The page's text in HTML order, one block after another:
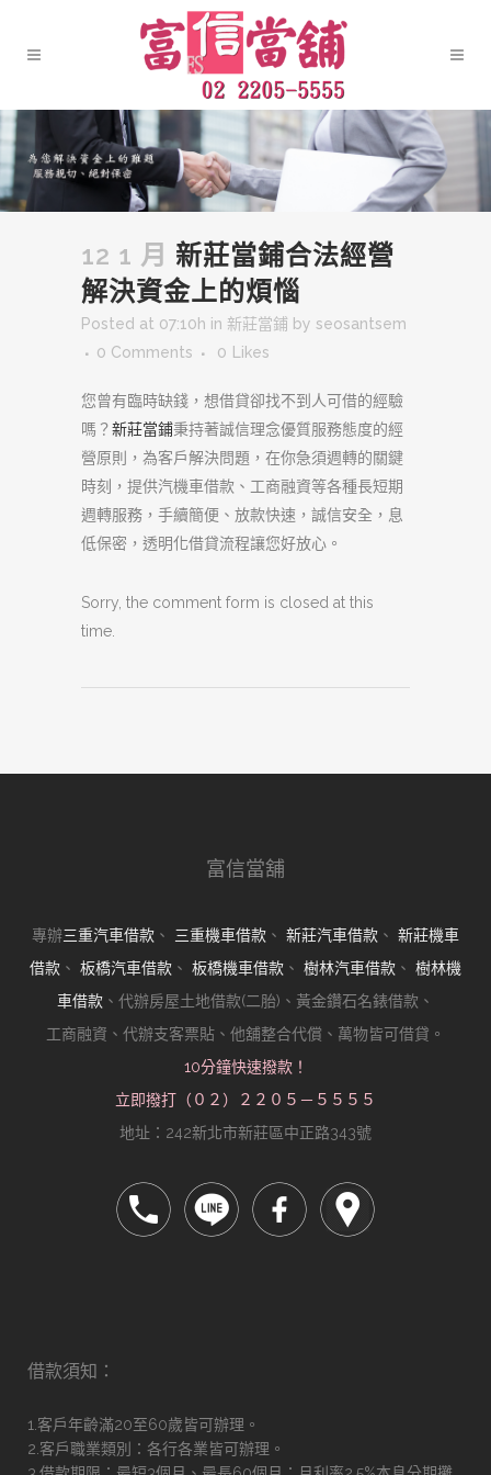
12 1 月 新莊當鋪合法經營
解決資金上的煩惱
Posted at 07:10h in 新莊當鋪 by seosantsem
0 Comments
0 Likes
您曾有臨時缺錢，想借貸卻找不到人可借的經驗
嗎？新莊當鋪秉持著誠信理念優質服務態度的經
營原則，為客戶解決問題，在你急須週轉的關鍵
時刻，提供汽機車借款、工商融資等各種長短期
週轉服務，手續簡便、放款快速，誠信安全，息
低保密，透明化借貸流程讓您好放心。
Sorry, the comment form is closed at this
time.
富信當舖
專辦三重汽車借款 、 三重機車借款 、 新莊汽車借款 、 新莊機車
借款 、 板橋汽車借款 、 板橋機車借款 、 樹林汽車借款 、 樹林機
車借款 、代辦房屋土地借款(二胎)、黃金鑽石名錶借款、
工商融資、代辦支客票貼、他舖整合代償、萬物皆可借貸。
10分鐘快速撥款！
立即撥打（０２）２２０５－５５５５
地址：242新北市新莊區中正路343號
借款須知：
1.客戶年齡滿20至60歲皆可辦理。
2.客戶職業類別：各行各業皆可辦理。